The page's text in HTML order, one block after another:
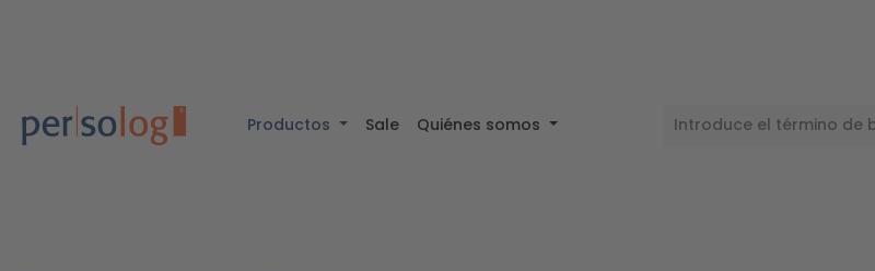
Productos Sale Quiénes somos